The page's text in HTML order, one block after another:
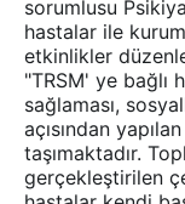
sorumlusu
hastalar ile
etkinlikler
"TRSM' ye bağlı
sağlaması,
açısından
taşımaktadır.
gerçekleştirilen